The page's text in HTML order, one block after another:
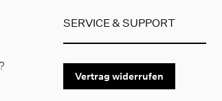
SERVICE & SUPPORT
Vertrag widerrufen